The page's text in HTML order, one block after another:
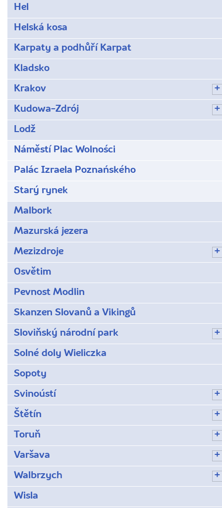
Hel
Helská kosa
Karpaty a podhůří Karpat
Kladsko
Krakov
Kudowa-Zdrój
Lodž
Náměstí Plac Wolności
Palác Izraela Poznańského
Starý rynek
Malbork
Mazurská jezera
Mezizdroje
Osvětim
Pevnost Modlin
Skanzen Slovanů a Vikingů
Sloviňský národní park
Solné doly Wieliczka
Sopoty
Svinoústí
Štětín
Toruň
Varšava
Walbrzych
Wisla